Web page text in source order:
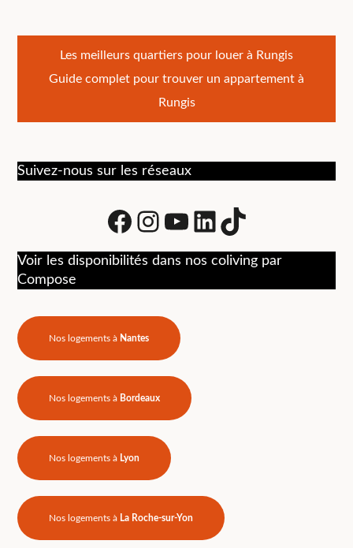
Navigation
Les meilleurs quartiers pour louer à Rungis
Guide complet pour trouver un appartement à
Rungis
Suivez-nous sur les réseaux
Facebook
Instagram
Youtube
LinkedIn
tiktok
Voir les disponibilités dans nos coliving par
Compose
Nos logements à Nantes
Nos logements à Bordeaux
Nos logements à Lyon
Nos logements à La Roche-sur-Yon